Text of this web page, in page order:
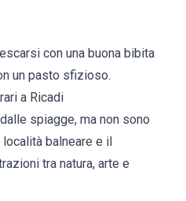
con una buona bibita
un pasto sfizioso.
a Ricadi
spiagge, ma non sono
balneare e il
tra natura, arte e